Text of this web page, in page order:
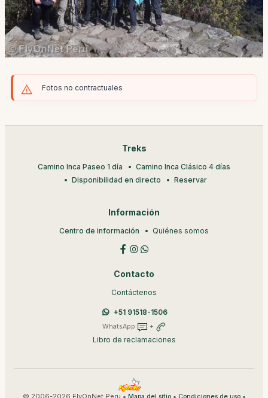
Fotos no contractuales
Treks
Camino Inca Paseo 1 día
Camino Inca Clásico 4 días
Disponibilidad en directo
Reservar
Información
Centro de información Quiénes somos
Contacto
Contáctenos
+51 91518-1506
WhatsApp +
Libro de reclamaciones
© 2006-2026 FlyOnNet Peru • • •